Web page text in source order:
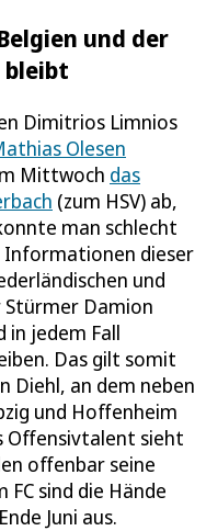
und der
bleibt
Dimitrios Limnios
Olesen
Mittwoch das
(zum HSV) ab,
man schlecht
Informationen dieser
und
Stürmer Damion
in jedem Fall
Das gilt somit
Diehl, an dem neben
und Hoffenheim
Offensivtalent sieht
offenbar seine
sind die Hände
Juni aus.